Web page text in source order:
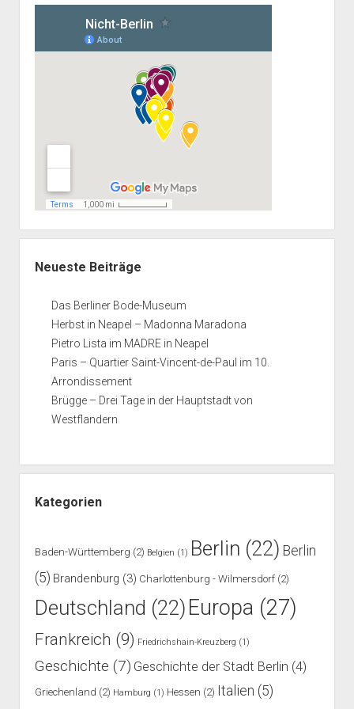
Neueste Beiträge
Das Berliner Bode-Museum
Herbst in Neapel – Madonna Maradona
Pietro Lista im MADRE in Neapel
Paris – Quartier Saint-Vincent-de-Paul im 10.
Arrondissement
Brügge – Drei Tage in der Hauptstadt von
Westflandern
Kategorien
Baden-Württemberg (2) Belgien (1) Berlin (22) Berlin
(5) Brandenburg (3) Charlottenburg - Wilmersdorf(2)
Deutschland (22) Europa (27)
Frankreich (9) Friedrichshain-Kreuzberg (1)
Geschichte (7) Geschichte der Stadt Berlin (4)
Griechenland (2) Hamburg (1) Hessen (2) Italien (5)